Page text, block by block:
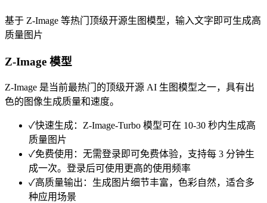
基于 Z-Image 等热门顶级开源生图模型，输入文字即可生成高
质量图片
Z-Image 模型
Z-Image 是当前最热门的顶级开源 AI 生图模型之一，具有出
色的图像生成质量和速度。
✓快速生成：Z-Image-Turbo 模型可在 10-30 秒内生成高
质量图片
✓免费使用：无需登录即可免费体验，支持每 3 分钟生
成一次。登录后可使用更高的使用频率
✓高质量输出：生成图片细节丰富，色彩自然，适合多
种应用场景